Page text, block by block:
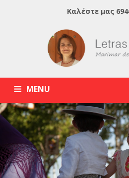
Καλέστε μας
MENU
HOME ABOUT MARIMAR
ΙΔΙΑΙΤΕΡΑ ΜΑΘΗΜΑΤΑ ΙΣΠΑΝΙΚΩΝ